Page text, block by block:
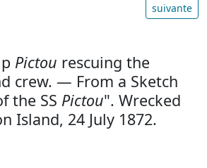
suivante
Pictou rescuing the
crew. — From a Sketch
the SS Pictou". Wrecked
Island, 24 July 1872.